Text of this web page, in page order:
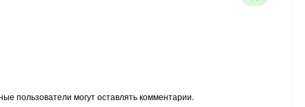
пользователи могут оставлять комментарии.